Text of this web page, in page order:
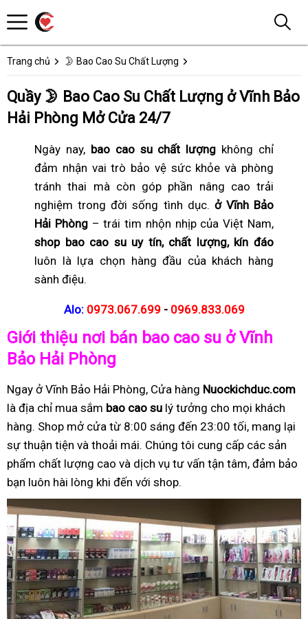
Trang chủ 🌛 Bao Cao Su Chất Lượng
Quầy 🌛 Bao Cao Su Chất Lượng ở Vĩnh Bảo
Hải Phòng Mở Cửa 24/7
Ngày nay, bao cao su chất lượng không chỉ
đảm nhận vai trò bảo vệ sức khỏe và phòng
tránh thai mà còn góp phần nâng cao trải
nghiệm trong đời sống tình dục. ở Vĩnh Bảo
Hải Phòng– trái tim nhộn nhịp của Việt Nam,
shop bao cao su uy tín, chất lượng, kín đáo
luôn là lựa chọn hàng đầu của khách hàng
sành điệu.
Alo: 0973.067.699 - 0969.833.069
Giới thiệu nơi bán bao cao su ở Vĩnh
Bảo Hải Phòng
Ngay ở Vĩnh Bảo Hải Phòng, Cửa hàng Nuockichduc.com
là địa chỉ mua sắm bao cao su lý tưởng cho mọi khách
hàng. Shop mở cửa từ 8:00 sáng đến 23:00 tối, mang lại
sự thuận tiện và thoải mái. Chúng tôi cung cấp các sản
phẩm chất lượng cao và dịch vụ tư vấn tận tâm, đảm bảo
bạn luôn hài lòng khi đến với shop.